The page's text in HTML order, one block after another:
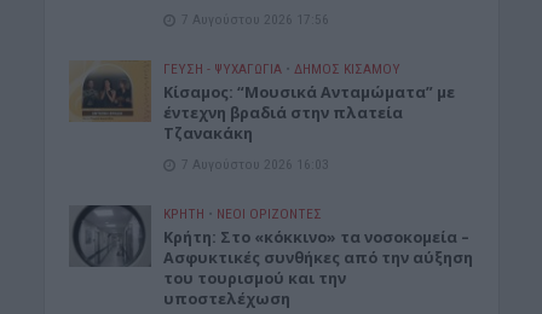
7 Αυγούστου 2026 17:56
ΓΕΎΣΗ - ΨΥΧΑΓΩΓΊΑ • ΔΉΜΟΣ ΚΙΣΆΜΟΥ
Κίσαμος: “Μουσικά Ανταμώματα” με
έντεχνη βραδιά στην πλατεία
Τζανακάκη
7 Αυγούστου 2026 16:03
ΚΡΗΤΗ • ΝΕΟΙ ΟΡΙΖΟΝΤΕΣ
Κρήτη: Στο «κόκκινο» τα νοσοκομεία –
Ασφυκτικές συνθήκες από την αύξηση
του τουρισμού και την
υποστελέχωση